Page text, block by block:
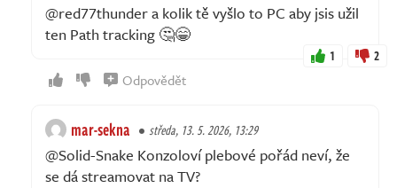
@red77thunder a kolik tě vyšlo to PC aby jsis užil
ten Path tracking 🤔😁
1 2
Odpovědět
mar-sekna středa, 13. 5. 2026, 13:29
@Solid-Snake Konzoloví plebové pořád neví, že
se dá streamovat na TV?